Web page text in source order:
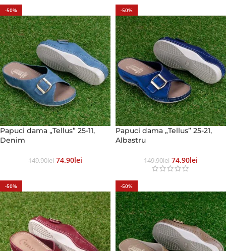
-50%
Papuci dama „Tellus” 25-11,
Denim
149.90Lei 74.90Lei
-50%
Papuci dama „Tellus” 25-21,
Albastru
149.90Lei 74.90Lei
-50% -50%